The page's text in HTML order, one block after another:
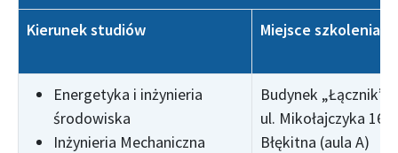
Kierunek studiów
Miejsce szkolenia
Energetyka i inżynieria
środowiska
Inżynieria Mechaniczna
Budynek „Łącznik”,
ul. Mikołajczyka 16,
Błękitna (aula A)